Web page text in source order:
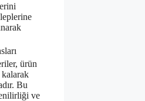
ürün
Bu
ve